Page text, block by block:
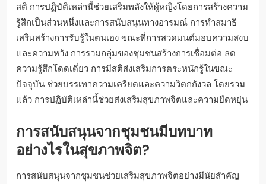
สติ การปฏิบัติเหล่านี้ช่วยเสริมพลังให้ผู้หญิงโดยการสร้างความ
รู้สึกเป็นส่วนหนึ่งและการสนับสนุนทางอารมณ์ การทำสมาธิ
เสริมสร้างการรับรู้ในตนเอง ขณะที่การสวดมนต์มอบความสงบ
และความหวัง การรวมกลุ่มของชุมชนสร้างการเชื่อมต่อ ลด
ความรู้สึกโดดเดี่ยว การมีสติส่งเสริมการตระหนักรู้ในขณะ
ปัจจุบัน ช่วยบรรเทาความเครียดและความวิตกกังวล โดยรวม
แล้ว การปฏิบัติเหล่านี้ช่วยส่งเสริมสุขภาพจิตและความยืดหยุ่น
การสนับสนุนจากชุมชนมีบทบาท
อย่างไรในสุขภาพจิต?
การสนับสนุนจากชุมชนช่วยเสริมสุขภาพจิตอย่างมีนัยสำคัญ